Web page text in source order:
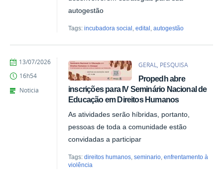
autogestão
Tags:incubadora social ,edital ,autogestão
GERAL, PESQUISA
Propedh abre
inscrições para IV Seminário Nacional de
Educação em Direitos Humanos
As atividades serão híbridas, portanto,
pessoas de toda a comunidade estão
convidadas a participar
Tags:direitos humanos ,seminario ,enfrentamento à
violência
por
Santos
Daum
publicado
13/07/2026
16h54
Noticia